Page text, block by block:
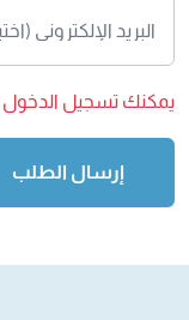
يمكنك تسجيل الدخول
إرسال الطلب